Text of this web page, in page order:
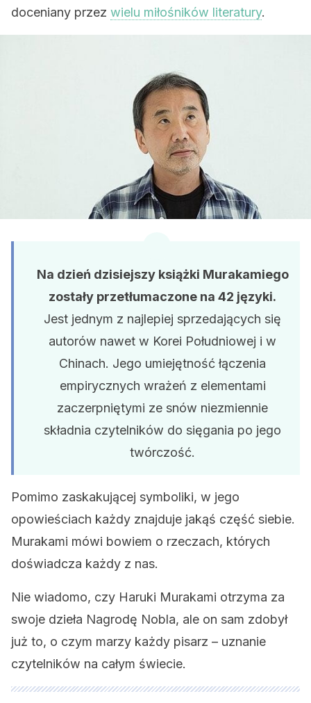
doceniany przez wielu miłośników literatury.
Na dzień dzisiejszy książki Murakamiego
zostały przetłumaczone na 42 języki.
Jest jednym z najlepiej sprzedających się
autorów nawet w Korei Południowej i w
Chinach. Jego umiejętność łączenia
empirycznych wrażeń z elementami
zaczerpniętymi ze snów niezmiennie
składnia czytelników do sięgania po jego
twórczość.
Pomimo zaskakującej symboliki, w jego
opowieściach każdy znajduje jakąś część siebie.
Murakami mówi bowiem o rzeczach, których
doświadcza każdy z nas.
Nie wiadomo, czy Haruki Murakami otrzyma za
swoje dzieła Nagrodę Nobla, ale on sam zdobył
już to, o czym marzy każdy pisarz – uznanie
czytelników na całym świecie.